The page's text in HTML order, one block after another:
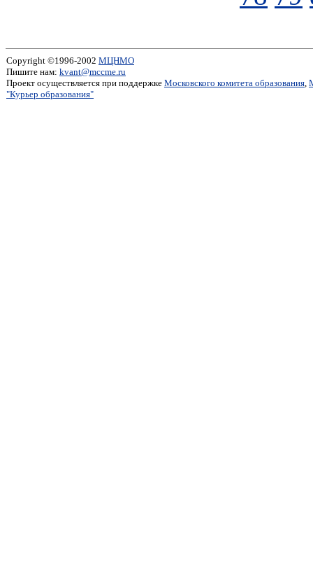
Copyright ©1996-2002 МЦНМО
Пишите нам: kvant@mccme.ru
Проект осуществляется при поддержке Московского комитета образования,
"Курьер образования"